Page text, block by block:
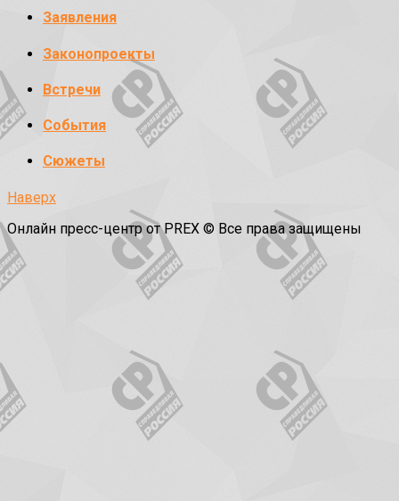
Заявления
Законопроекты
Встречи
События
Сюжеты
Наверх
Онлайн пресс-центр от PREX © Все права защищены